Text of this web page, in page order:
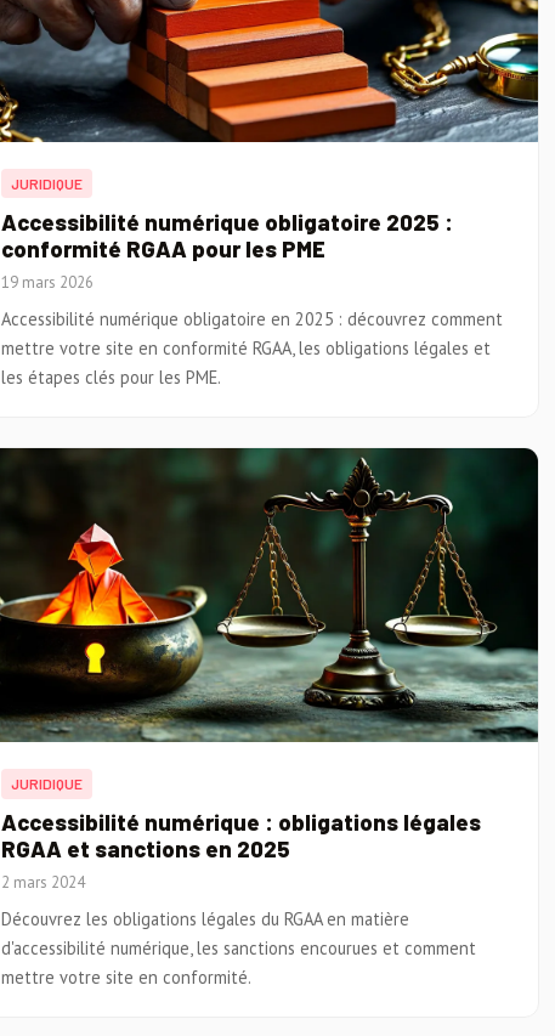
JURIDIQUE
Accessibilité numérique obligatoire 2025 :
conformité RGAA pour les PME
19 mars 2026
Accessibilité numérique obligatoire en 2025 : découvrez comment
mettre votre site en conformité RGAA, les obligations légales et
les étapes clés pour les PME.
JURIDIQUE
Accessibilité numérique : obligations légales
RGAA et sanctions en 2025
2 mars 2024
Découvrez les obligations légales du RGAA en matière
d'accessibilité numérique, les sanctions encourues et comment
mettre votre site en conformité.